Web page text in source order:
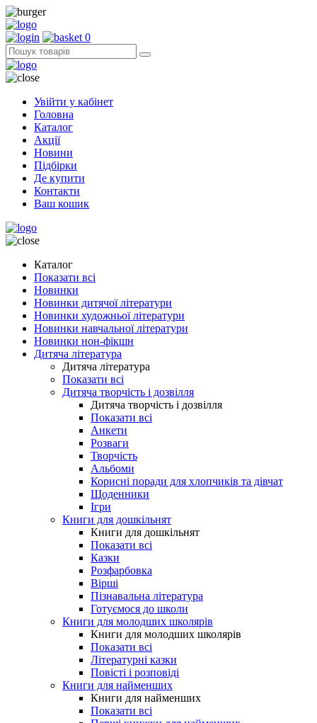
0
Увійти у кабінет
Головна
Каталог
Акції
Новини
Підбірки
Де купити
Контакти
Ваш кошик
Каталог
Показати всі
Новинки
Новинки дитячої літератури
Новинки художньої літератури
Новинки навчальної літератури
Новинки нон-фікшн
Дитяча література
Дитяча література
Показати всі
Дитяча творчість і дозвілля
Дитяча творчість і дозвілля
Показати всі
Анкети
Розваги
Творчість
Альбоми
Корисні поради для хлопчиків та дівчат
Щоденники
Ігри
Книги для дошкільнят
Книги для дошкільнят
Показати всі
Казки
Розфарбовка
Вірші
Пізнавальна література
Готуємося до школи
Книги для молодших школярів
Книги для молодших школярів
Показати всі
Літературні казки
Повісті і розповіді
Книги для найменших
Книги для найменших
Показати всі